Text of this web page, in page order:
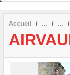
Accueil